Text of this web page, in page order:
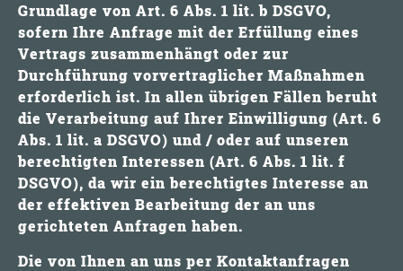
Grundlage von Art. 6 Abs. 1 lit. b DSGVO,
sofern Ihre Anfrage mit der Erfüllung eines
Vertrags zusammenhängt oder zur
Durchführung vorvertraglicher Maßnahmen
erforderlich ist. In allen übrigen Fällen beruht
die Verarbeitung auf Ihrer Einwilligung (Art. 6
Abs. 1 lit. a DSGVO) und / oder auf unseren
berechtigten Interessen (Art. 6 Abs. 1 lit. f
DSGVO), da wir ein berechtigtes Interesse an
der effektiven Bearbeitung der an uns
gerichteten Anfragen haben.
Die von Ihnen an uns per Kontaktanfragen